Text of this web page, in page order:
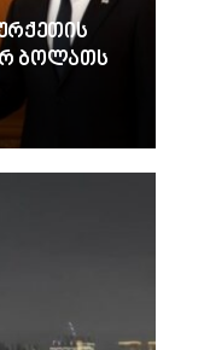
ბოლათს